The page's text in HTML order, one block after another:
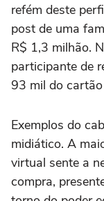
refém deste
post de uma
R$ 1,3 milhão.
participante de
93 mil do
Exemplos do
midiático. A
virtual sente a
compra,